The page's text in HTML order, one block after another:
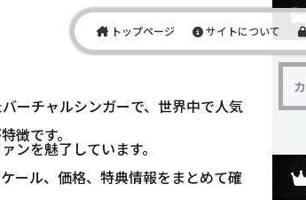
トップページ サイトについて
ーチャルシンガーで、世界中で人気
徴です。
ンを魅了しています。
ール、価格、特典情報をまとめて確